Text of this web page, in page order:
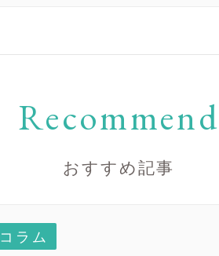
Recommend
おすすめ記事
コラム